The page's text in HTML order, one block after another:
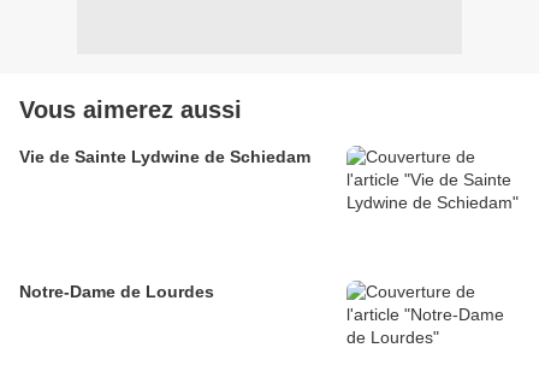
Vous aimerez aussi
Vie de Sainte Lydwine de Schiedam
Notre-Dame de Lourdes